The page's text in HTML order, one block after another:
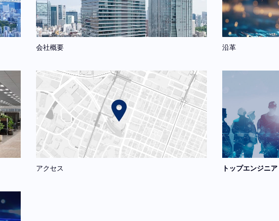
会社概要 沿革
アクセス トップエンジニア